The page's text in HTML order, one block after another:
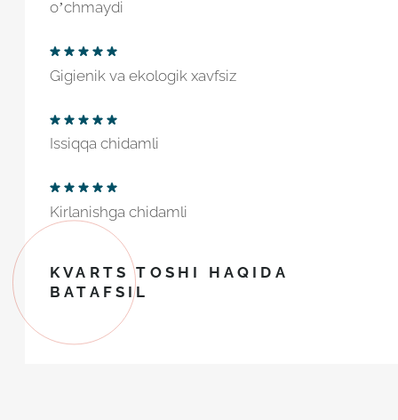
o’chmaydi
Gigienik va ekologik xavfsiz
Issiqqa chidamli
Kirlanishga chidamli
KVARTS TOSHI HAQIDA
BATAFSIL